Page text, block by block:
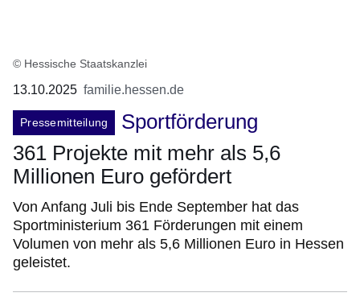
© Hessische Staatskanzlei
13.10.2025 familie.hessen.de
Pressemitteilung
Sportförderung
361 Projekte mit mehr als 5,6
Millionen Euro gefördert
Von Anfang Juli bis Ende September hat das
Sportministerium 361 Förderungen mit einem
Volumen von mehr als 5,6 Millionen Euro in Hessen
geleistet.